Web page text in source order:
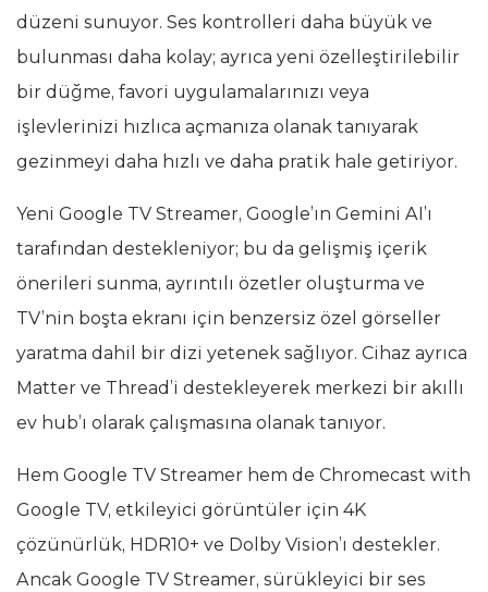
düzeni sunuyor. Ses kontrolleri daha büyük ve
bulunması daha kolay; ayrıca yeni özelleştirilebilir
bir düğme, favori uygulamalarınızı veya
işlevlerinizi hızlıca açmanıza olanak tanıyarak
gezinmeyi daha hızlı ve daha pratik hale getiriyor.
Yeni Google TV Streamer, Google’ın Gemini AI’ı
tarafından destekleniyor; bu da gelişmiş içerik
önerileri sunma, ayrıntılı özetler oluşturma ve
TV’nin boşta ekranı için benzersiz özel görseller
yaratma dahil bir dizi yetenek sağlıyor. Cihaz ayrıca
Matter ve Thread’i destekleyerek merkezi bir akıllı
ev hub’ı olarak çalışmasına olanak tanıyor.
Hem Google TV Streamer hem de Chromecast with
Google TV, etkileyici görüntüler için 4K
çözünürlük, HDR10+ ve Dolby Vision’ı destekler.
Ancak Google TV Streamer, sürükleyici bir ses